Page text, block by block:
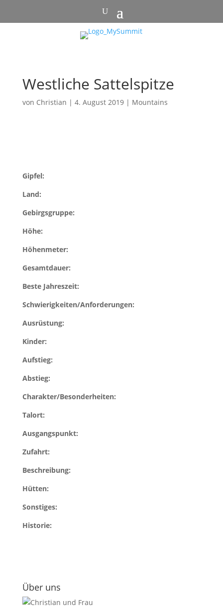
Westliche Sattelspitze
von Christian | 4. August 2019| Mountains
Gipfel:
Land:
Gebirgsgruppe:
Höhe:
Höhenmeter:
Gesamtdauer:
Beste Jahreszeit:
Schwierigkeiten/Anforderungen:
Ausrüstung:
Kinder:
Aufstieg:
Abstieg:
Charakter/Besonderheiten:
Talort:
Ausgangspunkt:
Zufahrt:
Beschreibung:
Hütten:
Sonstiges:
Historie:
Über uns